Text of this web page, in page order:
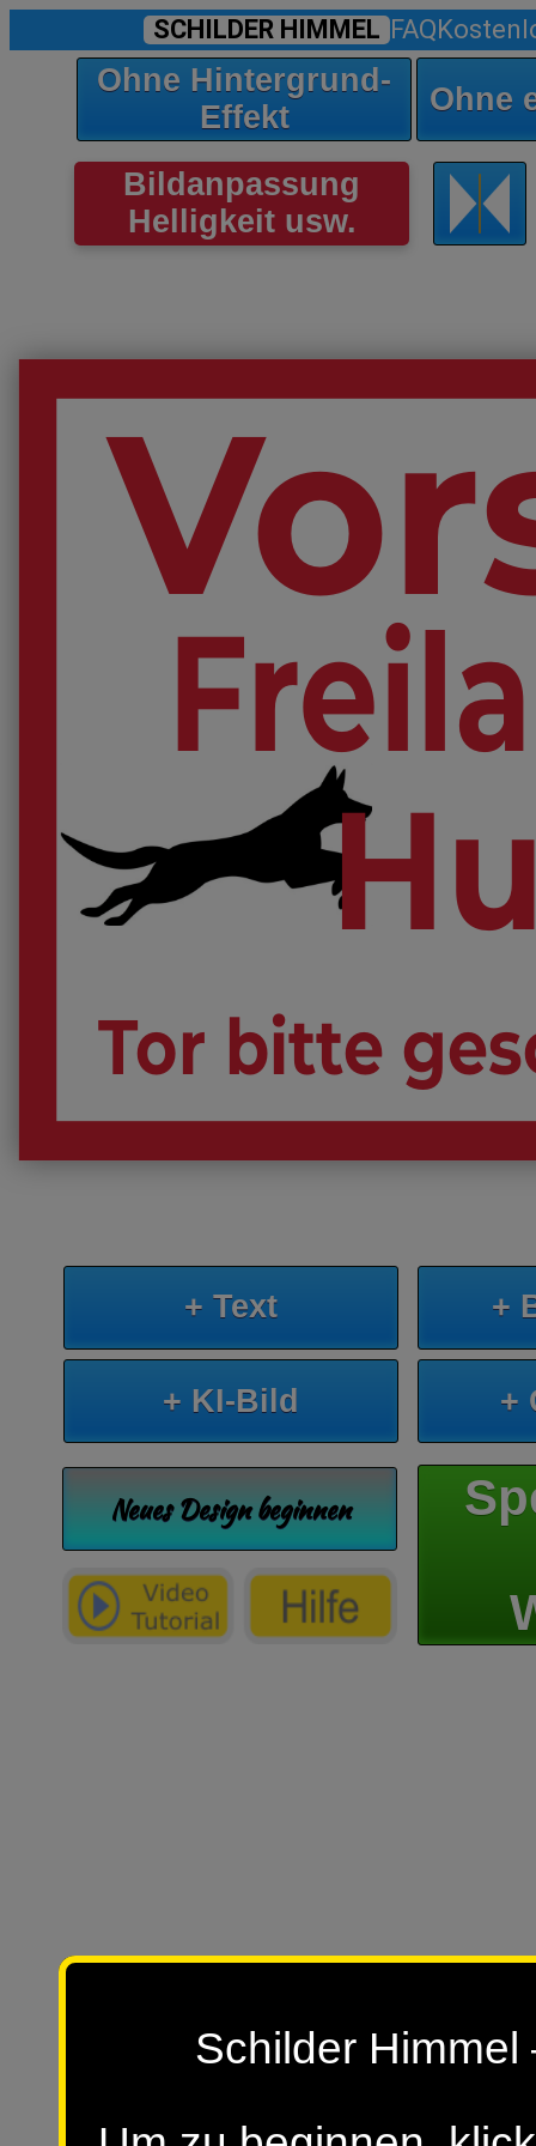
SCHILDER HIMMEL FAQ
Ohne Hintergrund-
Effekt
Ohne
Bildanpassung
Helligkeit usw.
Tor bitte
+ Text +
+ KI-Bild +
Neues Design beginnen
Schilder